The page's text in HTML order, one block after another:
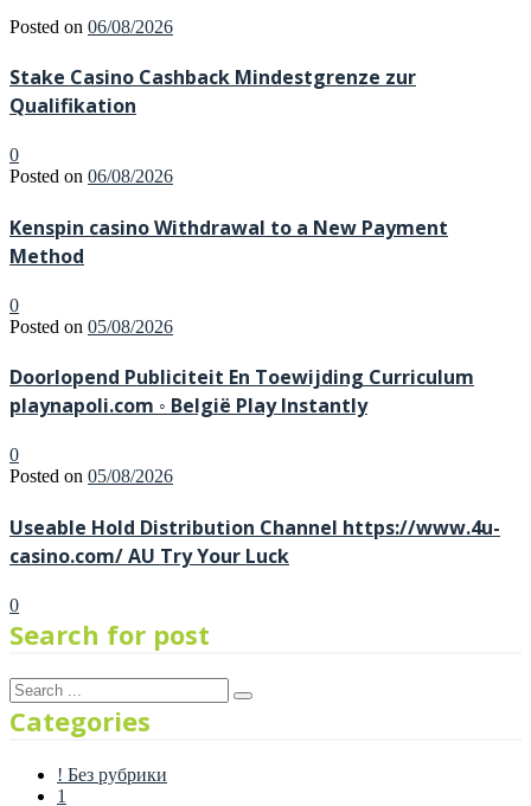
Posted on 06/08/2026
Stake Casino Cashback Mindestgrenze zur
Qualifikation
0
Posted on 06/08/2026
Kenspin casino Withdrawal to a New Payment
Method
0
Posted on 05/08/2026
Doorlopend Publiciteit En Toewijding Curriculum
playnapoli.com ◦ België Play Instantly
0
Posted on 05/08/2026
Useable Hold Distribution Channel https://www.4u-
casino.com/ AU Try Your Luck
0
Search for post
Categories
! Без рубрики
1